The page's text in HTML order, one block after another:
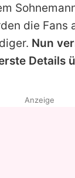
die Fans
Nun
Details
Anzeige